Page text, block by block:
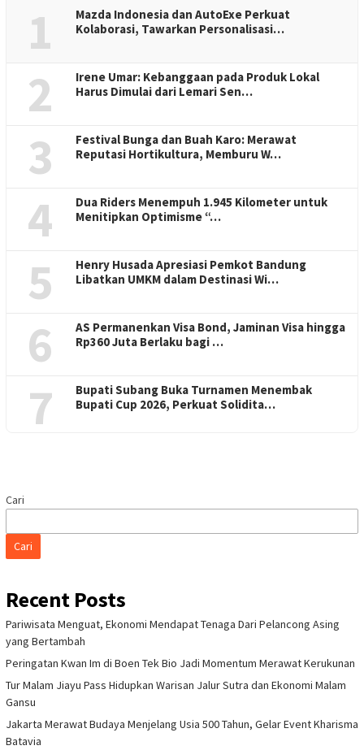
1
Mazda Indonesia dan AutoExe Perkuat
Kolaborasi, Tawarkan Personalisasi…
2
Irene Umar: Kebanggaan pada Produk Lokal
Harus Dimulai dari Lemari Sen…
3
Festival Bunga dan Buah Karo: Merawat
Reputasi Hortikultura, Memburu W…
4
Dua Riders Menempuh 1.945 Kilometer untuk
Menitipkan Optimisme “…
5
Henry Husada Apresiasi Pemkot Bandung
Libatkan UMKM dalam Destinasi Wi…
6
AS Permanenkan Visa Bond, Jaminan Visa hingga
Rp360 Juta Berlaku bagi …
7
Bupati Subang Buka Turnamen Menembak
Bupati Cup 2026, Perkuat Solidita…
Cari
Cari
Recent Posts
Pariwisata Menguat, Ekonomi Mendapat Tenaga Dari Pelancong Asing
yang Bertambah
Peringatan Kwan Im di Boen Tek Bio Jadi Momentum Merawat Kerukunan
Tur Malam Jiayu Pass Hidupkan Warisan Jalur Sutra dan Ekonomi Malam
Gansu
Jakarta Merawat Budaya Menjelang Usia 500 Tahun, Gelar Event Kharisma
Batavia